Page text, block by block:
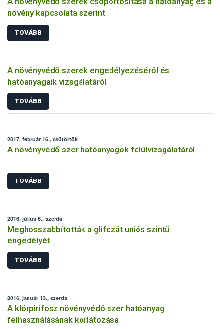
növény kapcsolata szerint
TOVÁBB
A növényvédő szerek engedélyezéséről és
hatóanyagaik vizsgálatáról
TOVÁBB
2017. február 16., csütörtök
A növényvédő szer hatóanyagok felülvizsgálatáról
TOVÁBB
2016. július 6., szerda
Meghosszabbították a glifozát uniós szintű
engedélyét
TOVÁBB
2016. január 13., szerda
A klórpirifosz növényvédő szer hatóanyag
felhasználásának korlátozása